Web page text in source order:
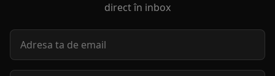
direct în inbox